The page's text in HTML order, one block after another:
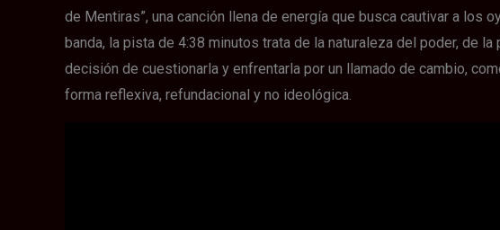
de Mentiras”, una canción llena de energía que busca cautivar a los
banda, la pista de 4:38 minutos trata de la naturaleza del poder, de
decisión de cuestionarla y enfrentarla por un llamado de cambio,
forma reflexiva, refundacional y no ideológica.